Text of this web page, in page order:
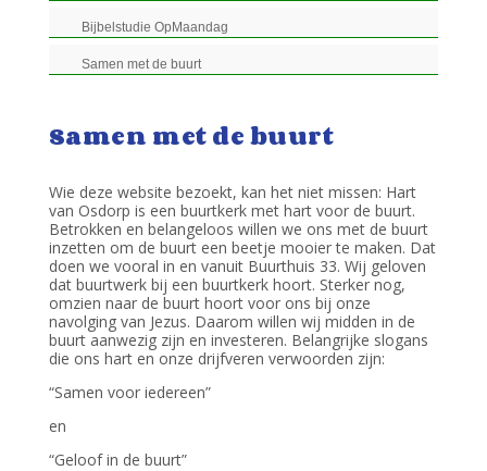
Bijbelstudie OpMaandag
Samen met de buurt
Samen met de buurt
Wie deze website bezoekt, kan het niet missen: Hart
van Osdorp is een buurtkerk met hart voor de buurt.
Betrokken en belangeloos willen we ons met de buurt
inzetten om de buurt een beetje mooier te maken. Dat
doen we vooral in en vanuit Buurthuis 33. Wij geloven
dat buurtwerk bij een buurtkerk hoort. Sterker nog,
omzien naar de buurt hoort voor ons bij onze
navolging van Jezus. Daarom willen wij midden in de
buurt aanwezig zijn en investeren. Belangrijke slogans
die ons hart en onze drijfveren verwoorden zijn:
“Samen voor iedereen”
en
“Geloof in de buurt”